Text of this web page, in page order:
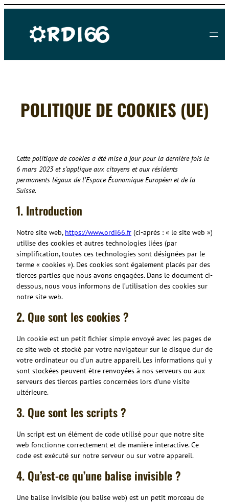
Aller
contenu
POLITIQUE DE COOKIES (UE)
Cette politique de cookies a été mise à jour pour la dernière fois le
6 mars 2023 et s’applique aux citoyens et aux résidents
permanents légaux de l’Espace Économique Européen et de la
Suisse.
1. Introduction
Notre site web, https://www.ordi66.fr (ci-après : « le site web »)
utilise des cookies et autres technologies liées (par
simplification, toutes ces technologies sont désignées par le
terme « cookies »). Des cookies sont également placés par des
tierces parties que nous avons engagées. Dans le document ci-
dessous, nous vous informons de l’utilisation des cookies sur
notre site web.
2. Que sont les cookies ?
Un cookie est un petit fichier simple envoyé avec les pages de
ce site web et stocké par votre navigateur sur le disque dur de
votre ordinateur ou d’un autre appareil. Les informations qui y
sont stockées peuvent être renvoyées à nos serveurs ou aux
serveurs des tierces parties concernées lors d’une visite
ultérieure.
3. Que sont les scripts ?
Un script est un élément de code utilisé pour que notre site
web fonctionne correctement et de manière interactive. Ce
code est exécuté sur notre serveur ou sur votre appareil.
4. Qu’est-ce qu’une balise invisible ?
Une balise invisible (ou balise web) est un petit morceau de